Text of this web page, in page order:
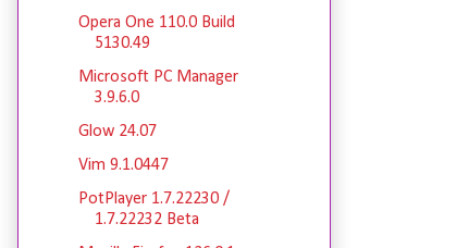
Opera One 110.0 Build
5130.49
Microsoft PC Manager
3.9.6.0
Glow 24.07
Vim 9.1.0447
PotPlayer 1.7.22230 /
1.7.22232 Beta